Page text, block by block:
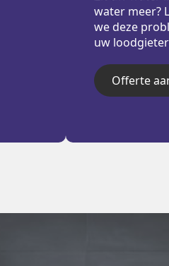
water meer?
we deze
uw
Offerte